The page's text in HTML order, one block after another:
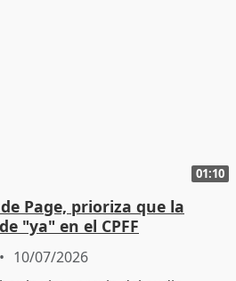
01:10
Page, prioriza que la
"ya" en el CPFF
10/07/2026